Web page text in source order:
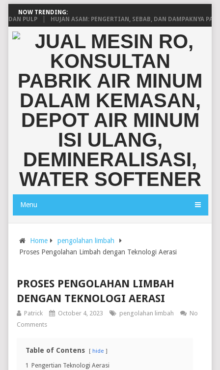
NOW TRENDING:
PULP
HUJAN ASAM: PENGERTIAN, SEBAB, DAN DAMPAKNYA PADA
Menu
Home
pengolahan limbah
Proses Pengolahan Limbah dengan Teknologi Aerasi
PROSES PENGOLAHAN LIMBAH
DENGAN TEKNOLOGI AERASI
Patrick October 4, 2023 pengolahan limbah
No
Comments
Table of Contens hide
1 Pengertian Teknologi Aerasi